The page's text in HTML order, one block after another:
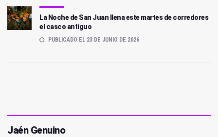
La Noche de San Juan llena este martes de corredores
el casco antiguo
PUBLICADO EL 23 DE JUNIO DE 2026
Jaén Genuino